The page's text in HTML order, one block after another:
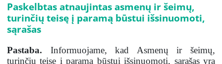
Paskelbtas atnaujintas asmenų ir šeimų,
turinčių teisę į paramą būstui išsinuomoti,
sąrašas
Pastaba. Informuojame, kad Asmenų ir šeimų,
turinčių teisę į paramą būstui išsinuomoti, sąrašas yra